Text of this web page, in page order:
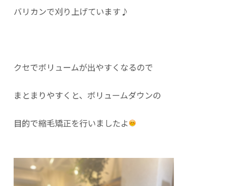
バリカンで刈り上げています♪
クセでボリュームが出やすくなるので
まとまりやすくと、ボリュームダウンの
目的で縮毛矯正を行いましたよ